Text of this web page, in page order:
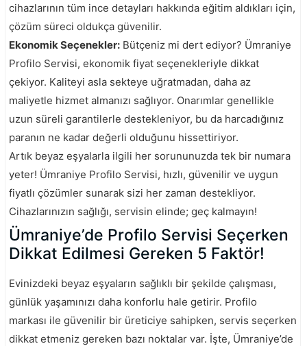
cihazlarının tüm ince detayları hakkında eğitim aldıkları için,
çözüm süreci oldukça güvenilir.
Ekonomik Seçenekler: Bütçeniz mi dert ediyor? Ümraniye
Profilo Servisi, ekonomik fiyat seçenekleriyle dikkat
çekiyor. Kaliteyi asla sekteye uğratmadan, daha az
maliyetle hizmet almanızı sağlıyor. Onarımlar genellikle
uzun süreli garantilerle destekleniyor, bu da harcadığınız
paranın ne kadar değerli olduğunu hissettiriyor.
Artık beyaz eşyalarla ilgili her sorununuzda tek bir numara
yeter! Ümraniye Profilo Servisi, hızlı, güvenilir ve uygun
fiyatlı çözümler sunarak sizi her zaman destekliyor.
Cihazlarınızın sağlığı, servisin elinde; geç kalmayın!
Ümraniye’de Profilo Servisi Seçerken
Dikkat Edilmesi Gereken 5 Faktör!
Evinizdeki beyaz eşyaların sağlıklı bir şekilde çalışması,
günlük yaşamınızı daha konforlu hale getirir. Profilo
markası ile güvenilir bir üreticiye sahipken, servis seçerken
dikkat etmeniz gereken bazı noktalar var. İşte, Ümraniye’de